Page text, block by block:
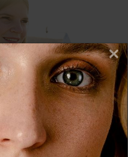
Website. Einige von
×